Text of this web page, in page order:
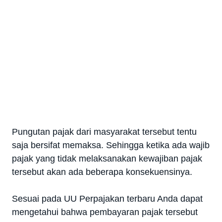
Pungutan pajak dari masyarakat tersebut tentu
saja bersifat memaksa. Sehingga ketika ada wajib
pajak yang tidak melaksanakan kewajiban pajak
tersebut akan ada beberapa konsekuensinya.
Sesuai pada UU Perpajakan terbaru Anda dapat
mengetahui bahwa pembayaran pajak tersebut